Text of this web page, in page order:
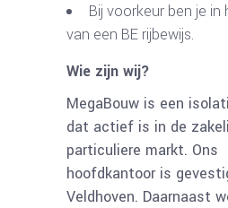
Bij voorkeur ben je in
van een BE rijbewijs.
Wie zijn wij?
MegaBouw is een
dat actief is in de
particuliere markt. Ons
hoofdkantoor is
Veldhoven. Daarnaast